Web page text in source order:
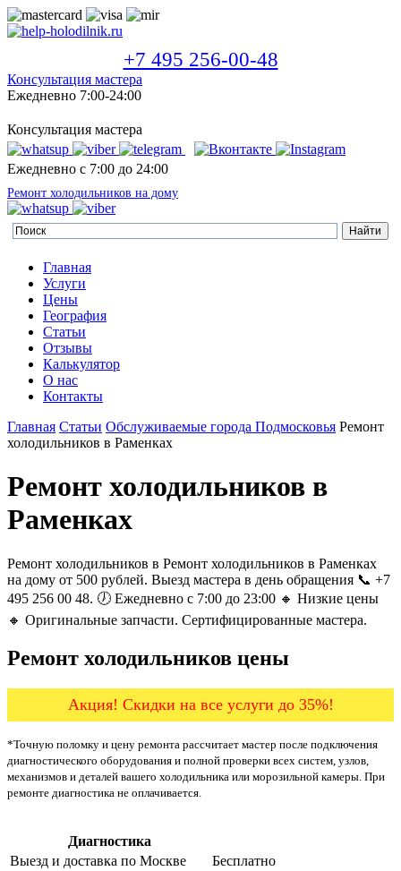
+7 495 256-00-48
Консультация мастера
Ежедневно 7:00-24:00
Консультация мастера
Ежедневно с 7:00 до 24:00
Ремонт холодильников на дому
Главная
Услуги
Цены
География
Статьи
Отзывы
Калькулятор
О нас
Контакты
Главная Статьи Обслуживаемые города Подмосковья Ремонт
холодильников в Раменках
Ремонт холодильников в
Раменках
Ремонт холодильников в Ремонт холодильников в Раменках
на дому от 500 рублей. Выезд мастера в день обращения 📞 +7
495 256 00 48. 🕖 Ежедневно с 7:00 до 23:00 🔸 Низкие цены
🔸 Оригинальные запчасти. Сертифицированные мастера.
Ремонт холодильников цены
Акция! Скидки на все услуги до 35%!
*Точную поломку и цену ремонта рассчитает мастер после подключения
диагностического оборудования и полной проверки всех систем, узлов,
механизмов и деталей вашего холодильника или морозильной камеры. При
ремонте диагностика не оплачивается.
Диагностика
Выезд и доставка по Москве
Бесплатно